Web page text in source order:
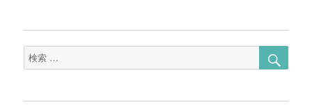
シ
ョ
検
索
索